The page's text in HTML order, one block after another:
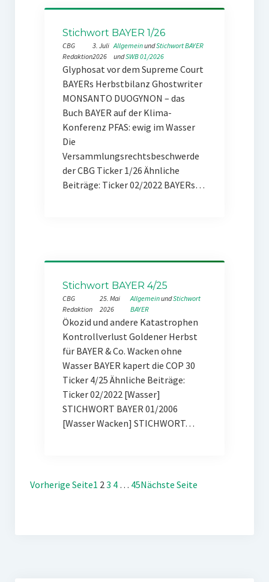
Stichwort BAYER 1/26
CBG
Redaktion
3. Juli
2026
Allgemein und Stichwort BAYER
und SWB 01/2026
Glyphosat vor dem Supreme Court
BAYERs Herbstbilanz Ghostwriter
MONSANTO DUOGYNON – das
Buch BAYER auf der Klima-
Konferenz PFAS: ewig im Wasser
Die
Versammlungsrechtsbeschwerde
der CBG Ticker 1/26 Ähnliche
Beiträge: Ticker 02/2022 BAYERs…
Stichwort BAYER 4/25
CBG
Redaktion
25. Mai
2026
Allgemein und Stichwort
BAYER
Ökozid und andere Katastrophen
Kontrollverlust Goldener Herbst
für BAYER & Co. Wacken ohne
Wasser BAYER kapert die COP 30
Ticker 4/25 Ähnliche Beiträge:
Ticker 02/2022 [Wasser]
STICHWORT BAYER 01/2006
[Wasser Wacken] STICHWORT…
Vorherige Seite1 23 4 … 45Nächste Seite